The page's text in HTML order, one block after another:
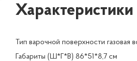
Тип варочной поверхности газовая
Габариты (Ш*Г*В) 86*51*8,7 см